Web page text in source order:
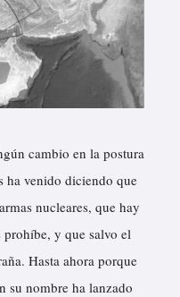
cambio en la postura
ha venido diciendo que
nucleares, que hay
y que salvo el
Hasta ahora porque
su nombre ha lanzado